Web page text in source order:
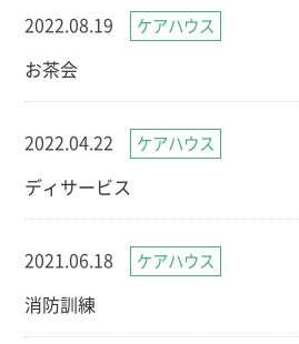
2022.08.19 ケアハウス
お茶会
2022.04.22 ケアハウス
ディサービス
2021.06.18 ケアハウス
消防訓練